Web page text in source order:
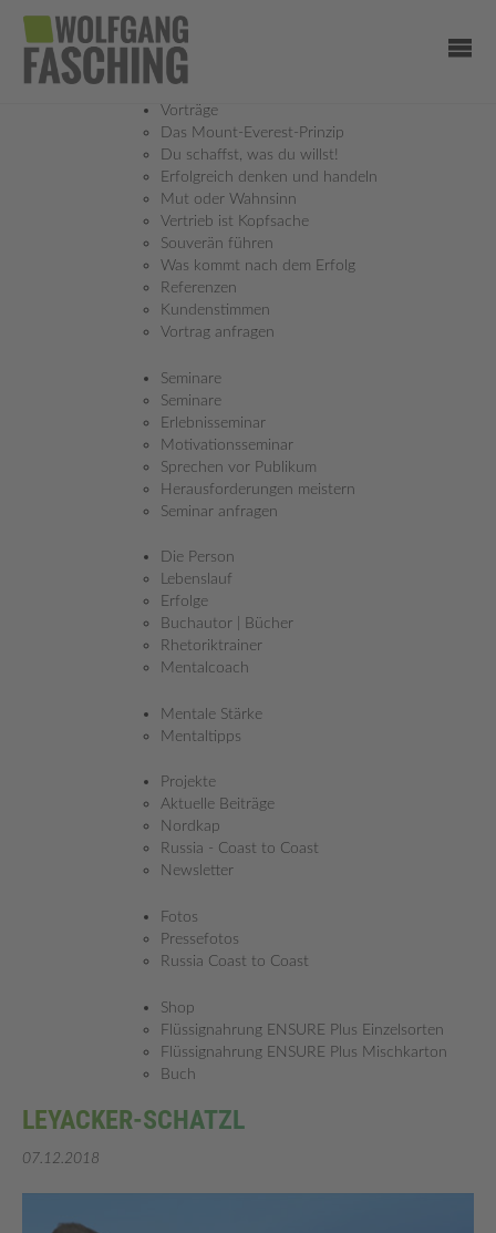
Vorträge
Das Mount-Everest-Prinzip
Du schaffst, was du willst!
Erfolgreich denken und handeln
Mut oder Wahnsinn
Vertrieb ist Kopfsache
Souverän führen
Was kommt nach dem Erfolg
Referenzen
Kundenstimmen
Vortrag anfragen
Seminare
Seminare
Erlebnisseminar
Motivationsseminar
Sprechen vor Publikum
Herausforderungen meistern
Seminar anfragen
Die Person
Lebenslauf
Erfolge
Buchautor | Bücher
Rhetoriktrainer
Mentalcoach
Mentale Stärke
Mentaltipps
Projekte
Aktuelle Beiträge
Nordkap
Russia - Coast to Coast
Newsletter
Fotos
Pressefotos
Russia Coast to Coast
Shop
Flüssignahrung ENSURE Plus Einzelsorten
Flüssignahrung ENSURE Plus Mischkarton
Buch
EYACKER-SCHATZL
07.12.2018